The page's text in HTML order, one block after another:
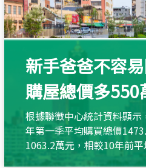
新手爸爸不容
購屋總價多550
根據聯徵中心統計資料顯
年第一季平均購買總價
1063.2萬元，相較10年前
約550萬元，且貸款金額也多